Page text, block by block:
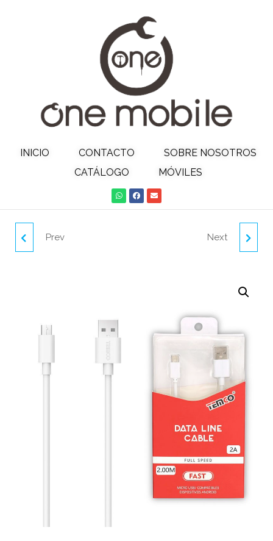
INICIO CONTACTO
SOBRE NOSOTROS
CATÁLOGO
MÓVILES
CABLE TRANS. MICRO
Prev CABLE 2A 3M MICRO
Next